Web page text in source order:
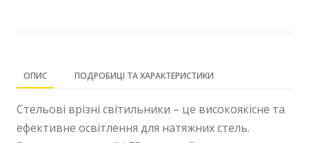
ОПИС ПОДРОБИЦІ ТА ХАРАКТЕРИСТИКИ
Стельові врізні світильники – це високоякісне та
ефективне освітлення для натяжних стель.